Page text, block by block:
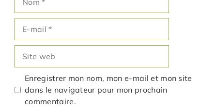
mail
web
Enregistrer mon nom, mon e-mail et mon site
dans le navigateur pour mon prochain
commentaire.